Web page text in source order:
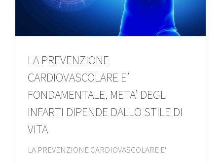
LA PREVENZIONE
CARDIOVASCOLARE E’
FONDAMENTALE, META’ DEGLI
INFARTI DIPENDE DALLO STILE DI
VITA
LA PREVENZIONE CARDIOVASCOLARE E'